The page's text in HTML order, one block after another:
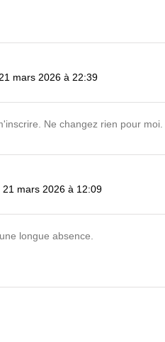
mars 2026 à 22:39
Ne changez rien pour
21 mars 2026 à 12:09
longue absence.